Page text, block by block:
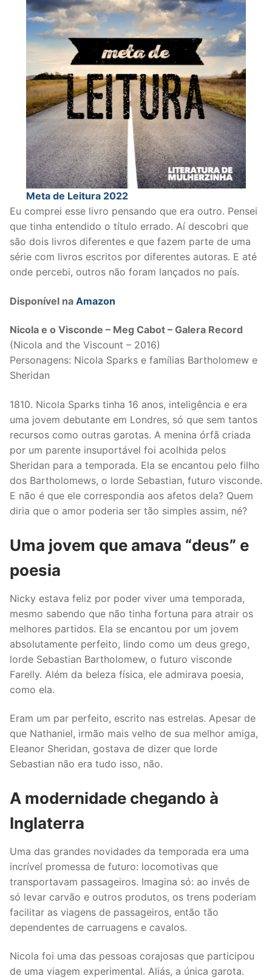
Meta de Leitura 2022
Eu comprei esse livro pensando que era outro. Pensei
que tinha entendido o título errado. Aí descobri que
são dois livros diferentes e que fazem parte de uma
série com livros escritos por diferentes autoras. E até
onde percebi, outros não foram lançados no país.
Disponível na Amazon
Nicola e o Visconde – Meg Cabot – Galera Record
(Nicola and the Viscount – 2016)
Personagens: Nicola Sparks e famílias Bartholomew e
Sheridan
1810. Nicola Sparks tinha 16 anos, inteligência e era
uma jovem debutante em Londres, só que sem tantos
recursos como outras garotas. A menina órfã criada
por um parente insuportável foi acolhida pelos
Sheridan para a temporada. Ela se encantou pelo filho
dos Bartholomews, o lorde Sebastian, futuro visconde.
E não é que ele correspondia aos afetos dela? Quem
diria que o amor poderia ser tão simples assim, né?
Uma jovem que amava “deus” e
poesia
Nicky estava feliz por poder viver uma temporada,
mesmo sabendo que não tinha fortuna para atrair os
melhores partidos. Ela se encantou por um jovem
absolutamente perfeito, lindo como um deus grego,
lorde Sebastian Bartholomew, o futuro visconde
Farelly. Além da beleza física, ele admirava poesia,
como ela.
Eram um par perfeito, escrito nas estrelas. Apesar de
que Nathaniel, irmão mais velho de sua melhor amiga,
Eleanor Sheridan, gostava de dizer que lorde
Sebastian não era tudo isso, não.
A modernidade chegando à
Inglaterra
Uma das grandes novidades da temporada era uma
incrível promessa de futuro: locomotivas que
transportavam passageiros. Imagina só: ao invés de
só levar carvão e outros produtos, os trens poderiam
facilitar as viagens de passageiros, então tão
dependentes de carruagens e cavalos.
Nicola foi uma das pessoas corajosas que participou
de uma viagem experimental. Aliás, a única garota.